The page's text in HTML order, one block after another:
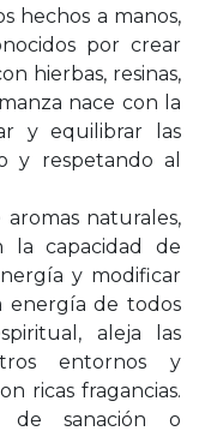
hechos a manos,
por crear
hierbas, resinas,
nace con la
y equilibrar las
y respetando al
naturales,
la capacidad de
y modificar
energía de todos
aleja las
entornos y
ricas fragancias.
de sanación o